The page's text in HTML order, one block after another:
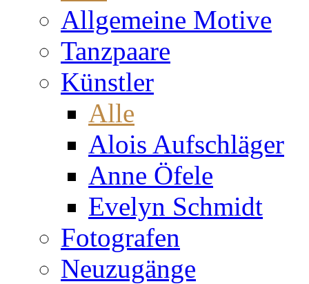
Allgemeine Motive
Tanzpaare
Künstler
Alle
Alois Aufschläger
Anne Öfele
Evelyn Schmidt
Fotografen
Neuzugänge